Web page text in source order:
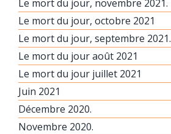
Le mort du jour, novembre 2021.
Le mort du jour, octobre 2021
Le mort du jour, septembre 2021.
Le mort du jour août 2021
Le mort du jour juillet 2021
Juin 2021
Décembre 2020.
Novembre 2020.